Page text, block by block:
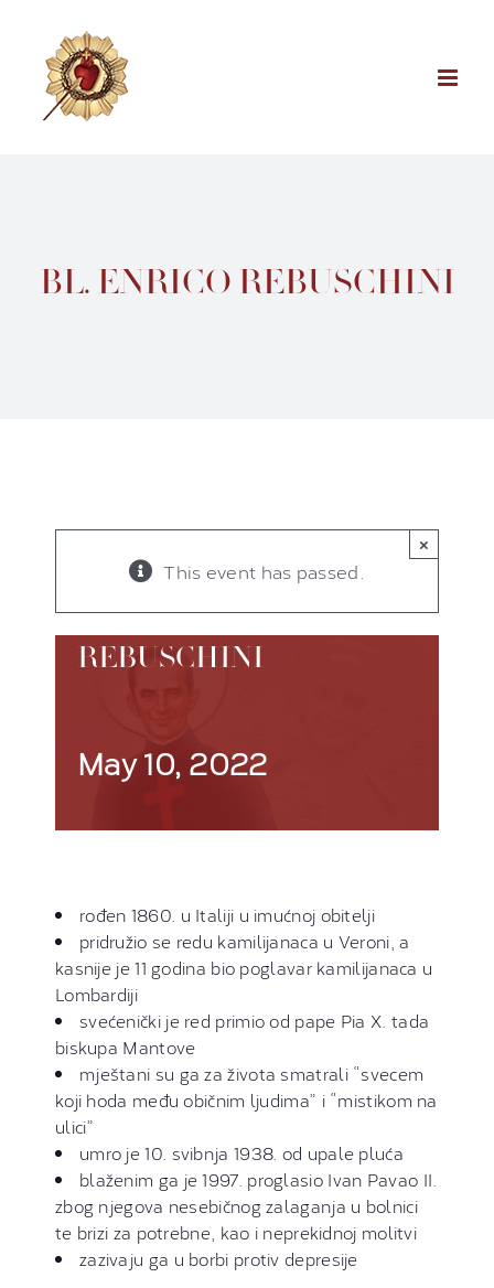
content
BL. ENRICO REBUSCHINI
×
This event has passed.
BL. ENRICO
REBUSCHINI
May 10, 2022
rođen 1860. u Italiji u imućnoj obitelji
pridružio se redu kamilijanaca u Veroni, a
kasnije je 11 godina bio poglavar kamilijanaca u
Lombardiji
svećenički je red primio od pape Pia X. tada
biskupa Mantove
mještani su ga za života smatrali “svecem
koji hoda među običnim ljudima” i “mistikom na
ulici”
umro je 10. svibnja 1938. od upale pluća
blaženim ga je 1997. proglasio Ivan Pavao II.
zbog njegova nesebičnog zalaganja u bolnici
te brizi za potrebne, kao i neprekidnoj molitvi
zazivaju ga u borbi protiv depresije